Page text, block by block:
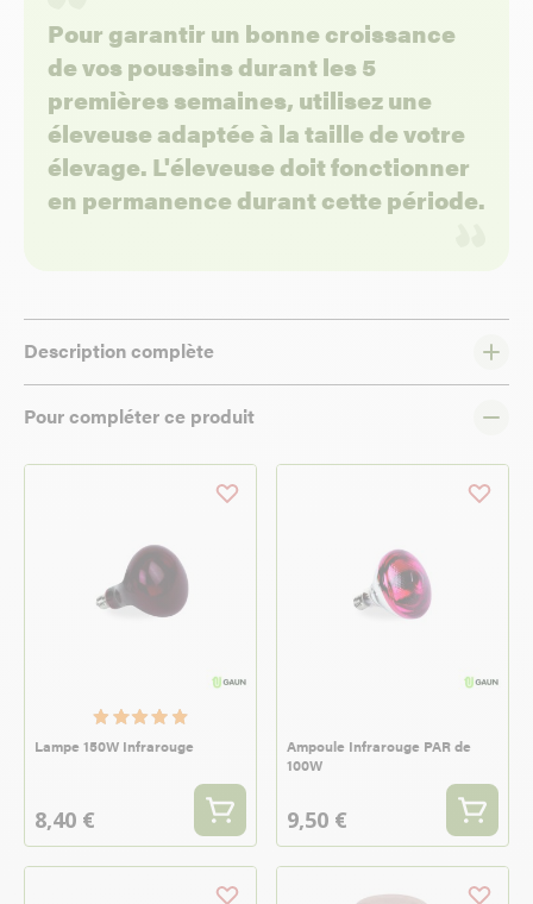
Pour garantir un bonne croissance
de vos poussins durant les 5
premières semaines, utilisez une
éleveuse adaptée à la taille de votre
élevage. L'éleveuse doit fonctionner
en permanence durant cette période.
Description complète
Pour compléter ce produit
Lampe 150W Infrarouge
8,40 €
Ampoule Infrarouge PAR de
100W
9,50 €